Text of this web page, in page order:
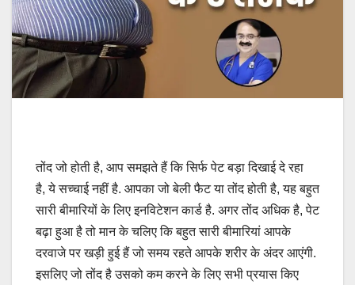
तोंद जो होती है, आप समझते हैं कि सिर्फ पेट बड़ा दिखाई दे रहा
है, ये सच्चाई नहीं है. आपका जो बेली फैट या तोंद होती है, यह बहुत
सारी बीमारियों के लिए इनविटेशन कार्ड है. अगर तोंद अधिक है, पेट
बढ़ा हुआ है तो मान के चलिए कि बहुत सारी बीमारियां आपके
दरवाजे पर खड़ी हुई हैं जो समय रहते आपके शरीर के अंदर आएंगी.
इसलिए जो तोंद है उसको कम करने के लिए सभी प्रयास किए